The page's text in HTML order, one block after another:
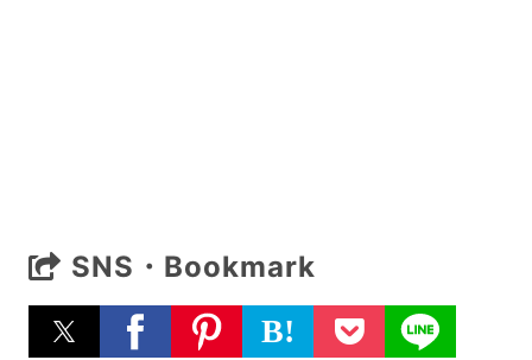
SNS・Bookmark
B!